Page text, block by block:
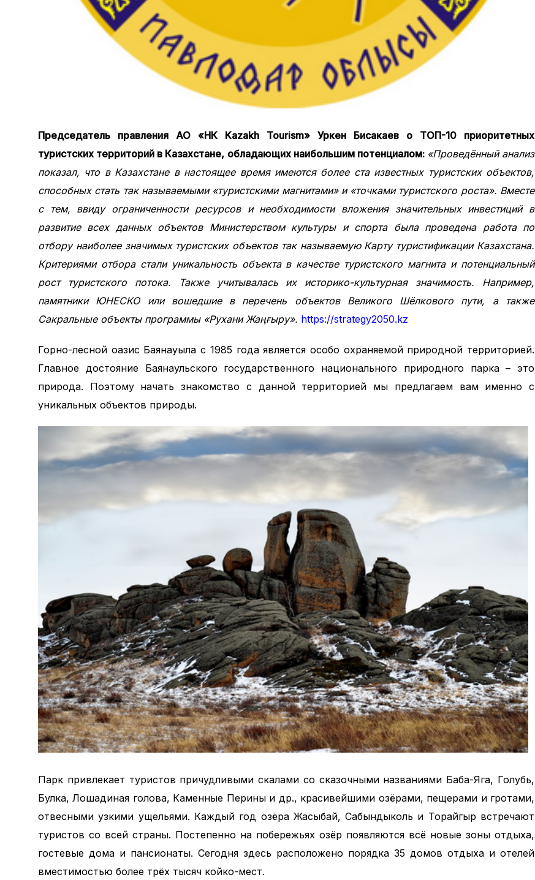
Председатель правления АО «НК Kazakh Tourism» Уркен Бисакаев о ТОП-10 приоритетных
туристских территорий в Казахстане, обладающих наибольшим потенциалом: «Проведённый анализ
показал, что в Казахстане в настоящее время имеются более ста известных туристских объектов,
способных стать так называемыми «туристскими магнитами» и «точками туристского роста». Вместе
с тем, ввиду ограниченности ресурсов и необходимости вложения значительных инвестиций в
развитие всех данных объектов Министерством культуры и спорта была проведена работа по
отбору наиболее значимых туристских объектов так называемую Карту туристификации Казахстана.
Критериями отбора стали уникальность объекта в качестве туристского магнита и потенциальный
рост туристского потока. Также учитывалась их историко-культурная значимость. Например,
памятники ЮНЕСКО или вошедшие в перечень объектов Великого Шёлкового пути, а также
Сакральные объекты программы «Рухани Жаңғыру». https://strategy2050.kz
Горно-лесной оазис Баянауыла с 1985 года является особо охраняемой природной территорией.
Главное достояние Баянаульского государственного национального природного парка – это
природа. Поэтому начать знакомство с данной территорией мы предлагаем вам именно с
уникальных объектов природы.
Парк привлекает туристов причудливыми скалами со сказочными названиями Баба-Яга, Голубь,
Булка, Лошадиная голова, Каменные Перины и др., красивейшими озёрами, пещерами и гротами,
отвесными узкими ущельями. Каждый год озёра Жасыбай, Сабындыколь и Торайгыр встречают
туристов со всей страны. Постепенно на побережьях озёр появляются всё новые зоны отдыха,
гостевые дома и пансионаты. Сегодня здесь расположено порядка 35 домов отдыха и отелей
вместимостью более трёх тысяч койко-мест.